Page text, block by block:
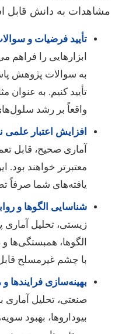
مشاهدات به دانش قابل
تأیید فرضیات و
ابزارهایی را فراهم
به سوالات پژوهش
تأیید کنیم. به عنوان
واقعاً بر رشد
افزایش اعتبار علمی
آماری صحیح، قابل
معتبرتر خواهند بود.
یافته‌های شما صرفاً
شناسایی الگوها و
زیستی، تحلیل
الگوها،
با چشم غیرمسلح
بهینه‌سازی فرایندها
صنعتی، تحلیل آماری
بیوداروها، بهبود